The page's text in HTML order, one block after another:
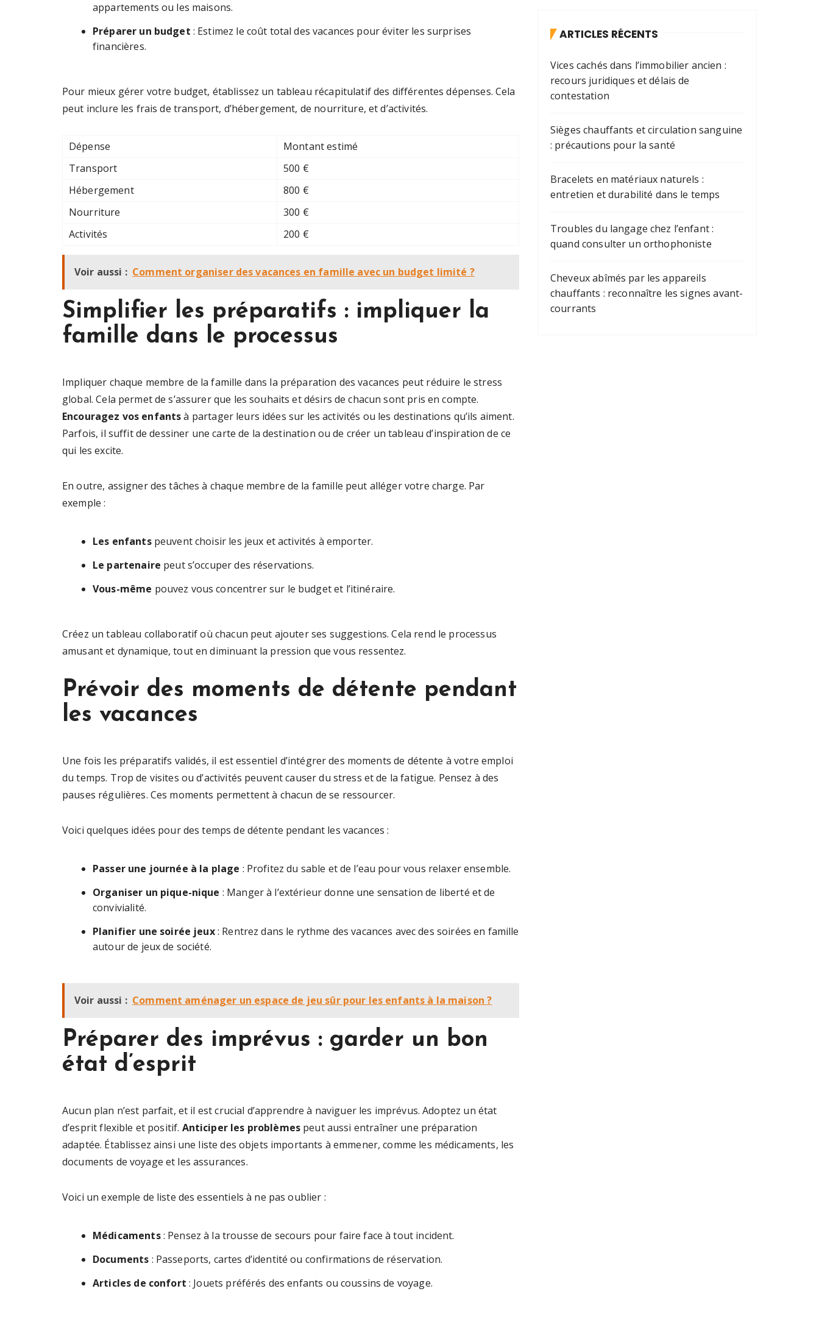
appartements ou les maisons.
Préparer un budget : Estimez le coût total des vacances pour éviter les surprises
financières.
Pour mieux gérer votre budget, établissez un tableau récapitulatif des différentes dépenses. Cela
peut inclure les frais de transport, d’hébergement, de nourriture, et d’activités.
Dépense
Montant estimé
Transport
500 €
Hébergement
800 €
Nourriture
300 €
Activités
200 €
Voir aussi : Comment organiser des vacances en famille avec un budget limité ?
Simplifier les préparatifs : impliquer la
famille dans le processus
Impliquer chaque membre de la famille dans la préparation des vacances peut réduire le stress
global. Cela permet de s’assurer que les souhaits et désirs de chacun sont pris en compte.
Encouragez vos enfantsà partager leurs idées sur les activités ou les destinations qu’ils aiment.
Parfois, il suffit de dessiner une carte de la destination ou de créer un tableau d’inspiration de ce
qui les excite.
En outre, assigner des tâches à chaque membre de la famille peut alléger votre charge. Par
exemple :
Les enfantspeuvent choisir les jeux et activités à emporter.
Le partenaire peut s’occuper des réservations.
Vous-même pouvez vous concentrer sur le budget et l’itinéraire.
Créez un tableau collaboratif où chacun peut ajouter ses suggestions. Cela rend le processus
amusant et dynamique, tout en diminuant la pression que vous ressentez.
Prévoir des moments de détente pendant
les vacances
Une fois les préparatifs validés, il est essentiel d’intégrer des moments de détente à votre emploi
du temps. Trop de visites ou d’activités peuvent causer du stress et de la fatigue. Pensez à des
pauses régulières. Ces moments permettent à chacun de se ressourcer.
Voici quelques idées pour des temps de détente pendant les vacances :
Passer une journée à la plage : Profitez du sable et de l’eau pour vous relaxer ensemble.
Organiser un pique-nique : Manger à l’extérieur donne une sensation de liberté et de
convivialité.
Planifier une soirée jeux: Rentrez dans le rythme des vacances avec des soirées en famille
autour de jeux de société.
Voir aussi : Comment aménager un espace de jeu sûr pour les enfants à la maison ?
Préparer des imprévus : garder un bon
état d’esprit
Aucun plan n’est parfait, et il est crucial d’apprendre à naviguer les imprévus. Adoptez un état
d’esprit flexible et positif. Anticiper les problèmespeut aussi entraîner une préparation
adaptée. Établissez ainsi une liste des objets importants à emmener, comme les médicaments, les
documents de voyage et les assurances.
Voici un exemple de liste des essentiels à ne pas oublier :
Médicaments: Pensez à la trousse de secours pour faire face à tout incident.
Documents : Passeports, cartes d’identité ou confirmations de réservation.
Articles de confort : Jouets préférés des enfants ou coussins de voyage.
ARTICLES RÉCENTS
Vices cachés dans l’immobilier ancien :
recours juridiques et délais de
contestation
Sièges chauffants et circulation sanguine
: précautions pour la santé
Bracelets en matériaux naturels :
entretien et durabilité dans le temps
Troubles du langage chez l’enfant :
quand consulter un orthophoniste
Cheveux abîmés par les appareils
chauffants : reconnaître les signes avant-
courrants